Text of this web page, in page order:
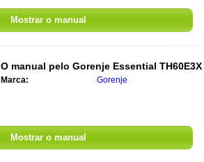
Mostrar o manual
O manual pelo Gorenje Essential TH60E3X
Marca: Gorenje
Mostrar o manual